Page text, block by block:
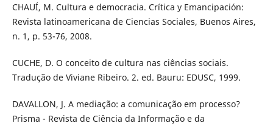
CHAUÍ, M. Cultura e democracia. Crítica y Emancipación:
Revista latinoamericana de Ciencias Sociales, Buenos Aires,
n. 1, p. 53-76, 2008.
CUCHE, D. O conceito de cultura nas ciências sociais.
Tradução de Viviane Ribeiro. 2. ed. Bauru: EDUSC, 1999.
DAVALLON, J. A mediação: a comunicação em processo?
Prisma - Revista de Ciência da Informação e da